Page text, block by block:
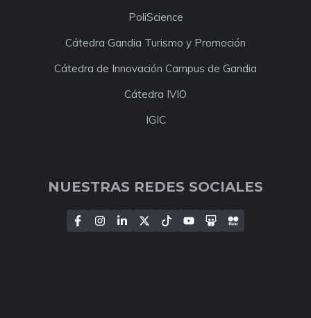
PoliScience
Cátedra Gandia Turismo y Promoción
Cátedra de Innovación Campus de Gandia
Cátedra IVIO
IGIC
NUESTRAS REDES SOCIALES